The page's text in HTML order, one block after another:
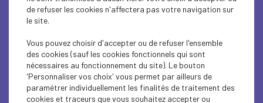
Bercés par la voix de sa fille Charlotte, les visiteurs sont
guidés dans les différentes pièces de ce lieu où l'artiste a
puisé son inspiration, et où rien ne semble avoir bougé
depuis.
de refuser les cookies n'affectera pas votre navigation sur
le site.
Vous pouvez choisir d'accepter ou de refuser l'ensemble
des cookies (sauf les cookies fonctionnels qui sont
nécessaires au fonctionnement du site). Le bouton
'Personnaliser vos choix' vous permet par ailleurs de
paramétrer individuellement les finalités de traitement des
cookies et traceurs que vous souhaitez accepter ou